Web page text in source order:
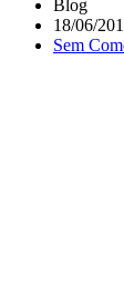
Blog
18/06/
Sem